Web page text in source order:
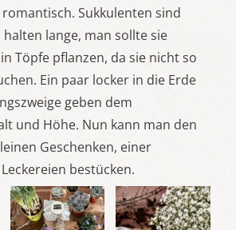
Sukkulenten sind
lange, man sollte sie
Töpfe pflanzen, da sie nicht so
Ein paar locker in die Erde
geben dem
und Höhe. Nun kann man den
Geschenken, einer
bestücken.